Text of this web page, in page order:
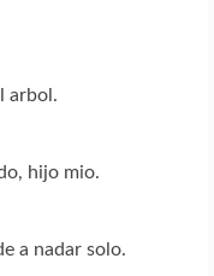
arbol.
hijo mio.
a nadar solo.